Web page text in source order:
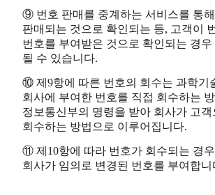
⑨ 번호 판매를 중계하는 서비스를 통
판매되는 것으로 확인되는 등, 고객이
번호를 부여받은 것으로 확인되는 경
될 수 있습니다.
⑩ 제9항에 따른 번호의 회수는 과학기
회사에 부여한 번호를 직접 회수하는
정보통신부의 명령을 받아 회사가 고
회수하는 방법으로 이루어집니다.
⑪ 제10항에 따라 번호가 회수되는 경
회사가 임의로 변경된 번호를 부여합니